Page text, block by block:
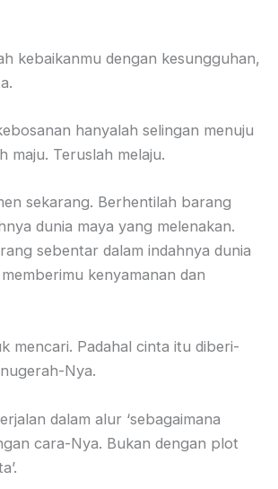
kebaikanmu dengan kesungguhan,
hanyalah selingan menuju
maju. Teruslah melaju.
sekarang. Berhentilah barang
dunia maya yang melenakan.
sebentar dalam indahnya dunia
kenyamanan dan
mencari. Padahal cinta itu diberi-
Nya.
dalam alur ‘sebagaimana
cara-Nya. Bukan dengan plot